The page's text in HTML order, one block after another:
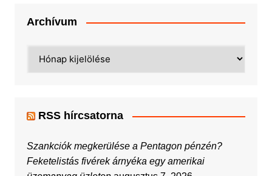
Archívum
RSS hírcsatorna
Szankciók megkerülése a Pentagon pénzén?
Feketelistás fivérek árnyéka egy amerikai